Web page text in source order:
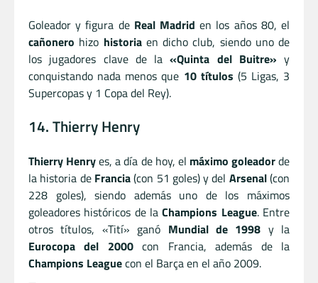
Goleador y figura de Real Madrid en los años 80, el
cañonero hizo historiaen dicho club, siendo uno de
los jugadores clave de la«Quinta del Buitre» y
conquistando nada menos que 10 títulos (5 Ligas, 3
Supercopas y 1 Copa del Rey).
14. Thierry Henry
Thierry Henryes, a día de hoy, el máximo goleadorde
la historia de Francia(con 51 goles) y del Arsenal(con
228 goles), siendo además uno de los máximos
goleadores históricos de laChampions League. Entre
otros títulos, «Tití» ganó Mundial de 1998 y la
Eurocopa del 2000con Francia, además de la
Champions Leaguecon el Barça en el año 2009.